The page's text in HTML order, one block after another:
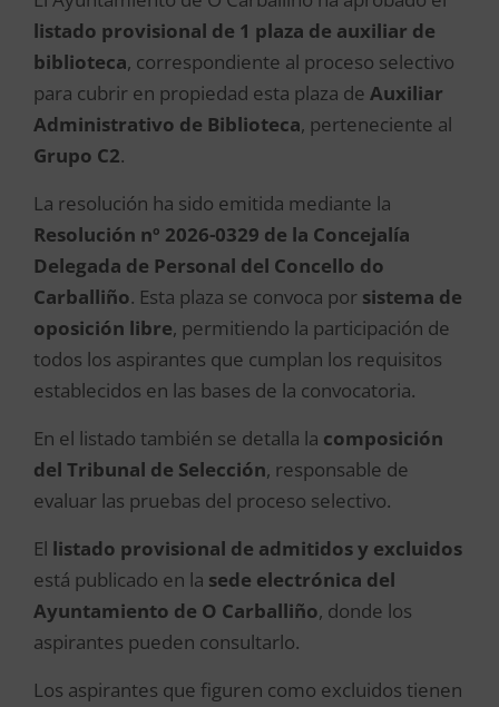
listado provisional de 1 plaza de auxiliar de
biblioteca, correspondiente al proceso selectivo
para cubrir en propiedad esta plaza de Auxiliar
Administrativo de Biblioteca, perteneciente al
Grupo C2.
La resolución ha sido emitida mediante la
Resolución nº 2026-0329 de la Concejalía
Delegada de Personal del Concello do
Carballiño. Esta plaza se convoca por sistema de
oposición libre, permitiendo la participación de
todos los aspirantes que cumplan los requisitos
establecidos en las bases de la convocatoria.
En el listado también se detalla la composición
del Tribunal de Selección, responsable de
evaluar las pruebas del proceso selectivo.
El listado provisional de admitidos y excluidos
está publicado en la sede electrónica del
Ayuntamiento de O Carballiño, donde los
aspirantes pueden consultarlo.
Los aspirantes que figuren como excluidos tienen